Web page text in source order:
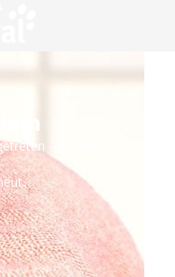
– wir sind